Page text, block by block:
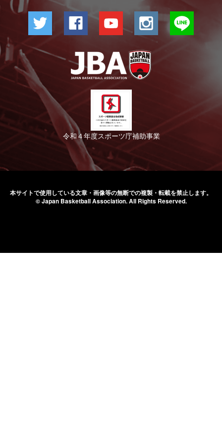
令和４年度スポーツ庁補助事業
本サイトで使用している文章・画像等の無断での複製・転載を禁止します。
© Japan Basketball Association.All Rights Reserved.